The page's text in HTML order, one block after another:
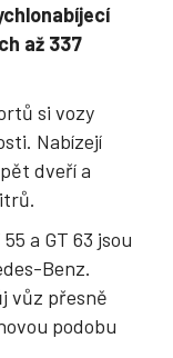
až 337
si vozy
Nabízejí
dveří a
a GT 63 jsou
Benz.
vůz přesně
podobu